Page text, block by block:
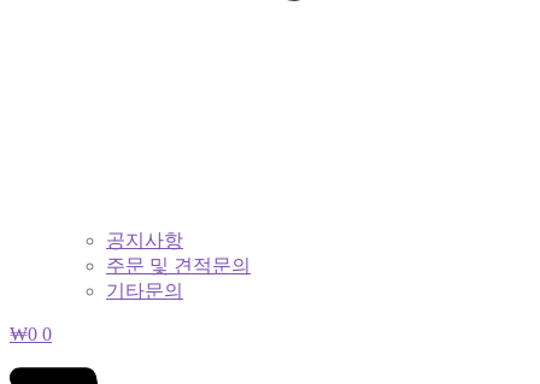
공지사항
주문 및 견적문의
기타문의
₩0 0